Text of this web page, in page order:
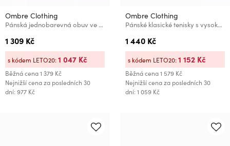
Ombre Clothing
Pánská jednobarevná obuv ve streetwearovém stylu béžové Ombre Clothing
1 309 Kč
Běžná cena1 379 Kč
Nejnižší cena za posledních 30
dní: 977 Kč
s kódem LETO20:1 047 Kč
Ombre Clothing
Pánské klasické tenisky s vysokou podrážkou Ombre Clothing
1 440 Kč
Běžná cena1 579 Kč
Nejnižší cena za posledních 30
dní: 1 059 Kč
s kódem LETO20:1 152 Kč